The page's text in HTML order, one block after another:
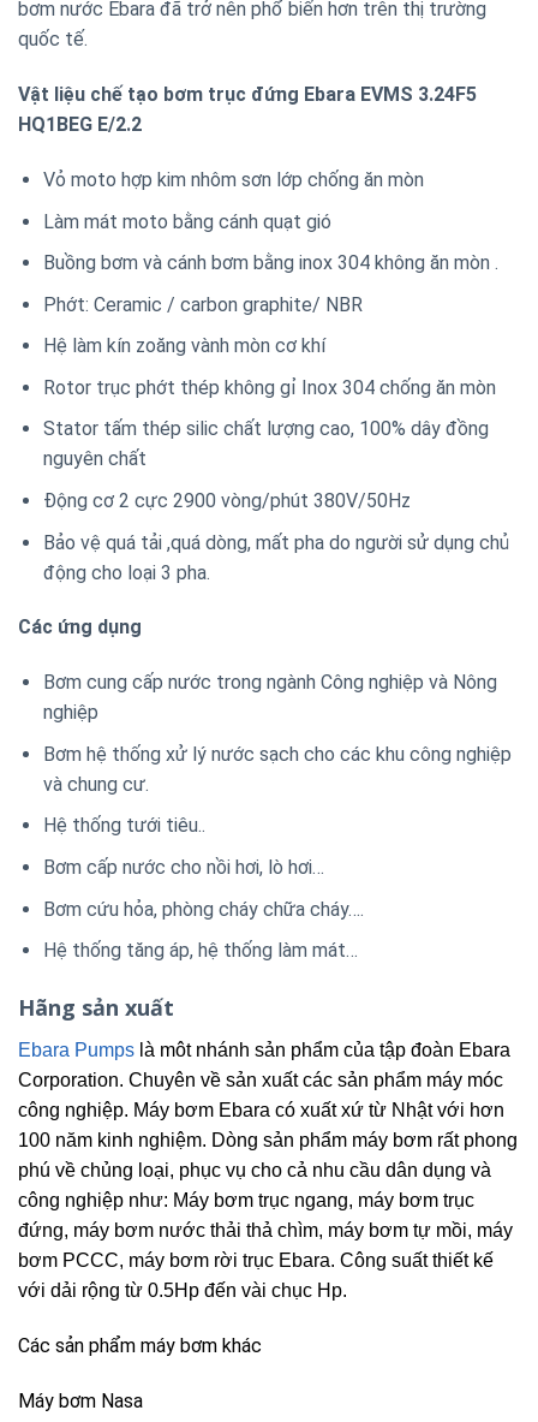
bơm nước Ebara đã trở nên phổ biến hơn trên thị trường
quốc tế.
Vật liệu chế tạo bơm trục đứng Ebara EVMS 3.24F5
HQ1BEG E/2.2
Vỏ moto hợp kim nhôm sơn lớp chống ăn mòn
Làm mát moto bằng cánh quạt gió
Buồng bơm và cánh bơm bằng inox 304 không ăn mòn .
Phớt: Ceramic / carbon graphite/ NBR
Hệ làm kín zoăng vành mòn cơ khí
Rotor trục phớt thép không gỉ Inox 304 chống ăn mòn
Stator tấm thép silic chất lượng cao, 100% dây đồng
nguyên chất
Động cơ 2 cực 2900 vòng/phút 380V/50Hz
Bảo vệ quá tải ,quá dòng, mất pha do người sử dụng chủ
động cho loại 3 pha.
Các ứng dụng
Bơm cung cấp nước trong ngành Công nghiệp và Nông
nghiệp
Bơm hệ thống xử lý nước sạch cho các khu công nghiệp
và chung cư.
Hệ thống tưới tiêu..
Bơm cấp nước cho nồi hơi, lò hơi…
Bơm cứu hỏa, phòng cháy chữa cháy….
Hệ thống tăng áp, hệ thống làm mát…
Hãng sản xuất
Ebara Pumps là môt nhánh sản phẩm của tập đoàn Ebara
Corporation. Chuyên về sản xuất các sản phẩm máy móc
công nghiệp. Máy bơm Ebara có xuất xứ từ Nhật với hơn
100 năm kinh nghiệm. Dòng sản phẩm máy bơm rất phong
phú về chủng loại, phục vụ cho cả nhu cầu dân dụng và
công nghiệp như: Máy bơm trục ngang, máy bơm trục
đứng, máy bơm nước thải thả chìm, máy bơm tự mồi, máy
bơm PCCC, máy bơm rời trục Ebara. Công suất thiết kế
với dải rộng từ 0.5Hp đến vài chục Hp.
Các sản phẩm máy bơm khác
Máy bơm Nasa